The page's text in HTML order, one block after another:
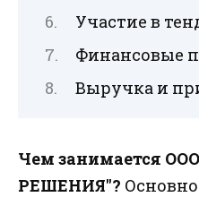
Участие в
Финансовые
Выручка и
Чем занимается
РЕШЕНИЯ"?